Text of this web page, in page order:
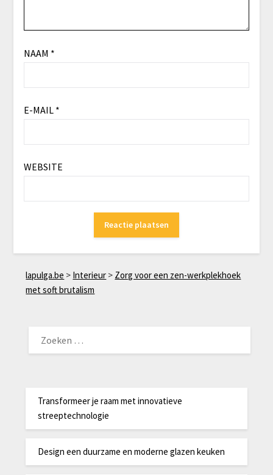
NAAM *
E-MAIL *
WEBSITE
lapulga.be > Interieur > Zorg voor een zen-werkplekhoek
met soft brutalism
NAAR:
Transformeer je raam met innovatieve
streeptechnologie
Design een duurzame en moderne glazen keuken